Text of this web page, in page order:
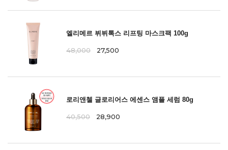
엘리메르 뷔뷔톡스 리프팅 마스크팩 100g
48,000 27,500
로리앤첼 글로리어스 에센스 앰플 세럼 80g
40,500 28,900